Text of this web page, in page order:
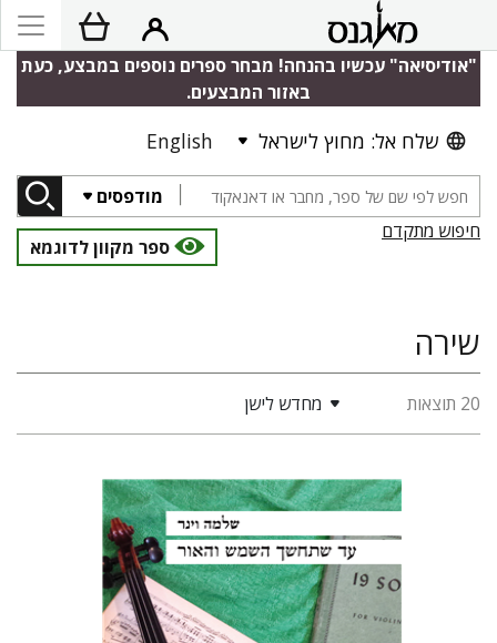
"אודיסיאה" עכשיו בהנחה! מבחר ספרים נוספים במבצע, כעת
באזור המבצעים.
שלח אל: מחוץ לישראל English
מודפסים
חיפוש מתקדם
ספר מקוון לדוגמא
שירה
20 תוצאות מחדש לישן